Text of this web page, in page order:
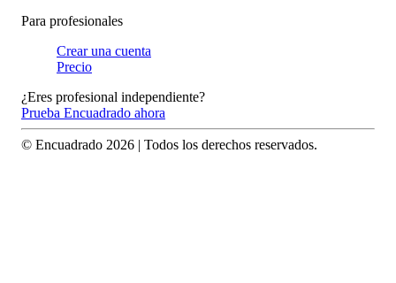
Para profesionales
Crear una cuenta
Precio
¿Eres profesional independiente?
Prueba Encuadrado ahora
© Encuadrado 2026 | Todos los derechos reservados.